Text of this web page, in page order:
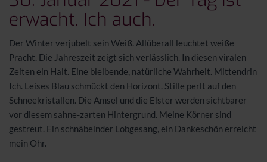
erwacht. Ich auch.
Der Winter verjubelt sein Weiß. Allüberall leuchtet weiße
Pracht. Die Jahreszeit zeigt sich verlässlich. In diesen viralen
Zeiten ein Halt. Eine bleibende, natürliche Wahrheit. Mittendrin
Ich. Leises Blau schmückt den Horizont. Stille perlt auf den
Schneekristallen. Die Amsel und die Elster werden sichtbarer
vor diesem sahne-zarten Hintergrund. Meine Körner sind
gestreut. Ein schnäbelnder Lobgesang, ein Dankeschön erreicht
mein Ohr.